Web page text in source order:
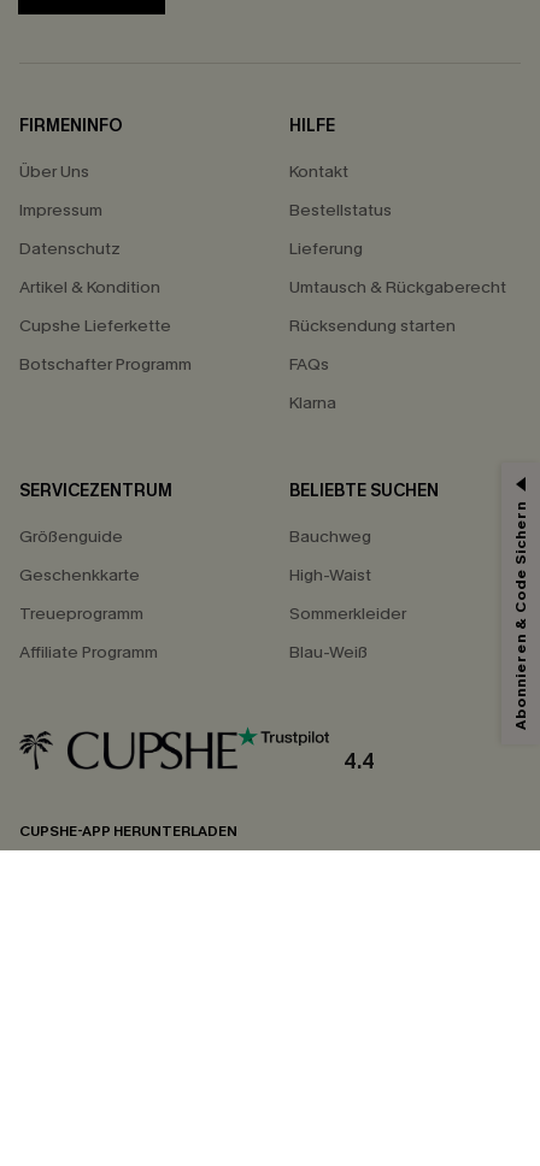
FIRMENINFO
Über Uns
Impressum
Datenschutz
Artikel & Kondition
Cupshe Lieferkette
Botschafter Programm
HILFE
Kontakt
Bestellstatus
Lieferung
Umtausch & Rückgaberecht
Rücksendung starten
FAQs
Klarna
SERVICEZENTRUM
Größenguide
Geschenkkarte
Treueprogramm
Affiliate Programm
BELIEBTE SUCHEN
Bauchweg
High-Waist
Sommerkleider
Blau-Weiß
4.4
CUPSHE-APP HERUNTERLADEN
Abonnieren & Code Sichern